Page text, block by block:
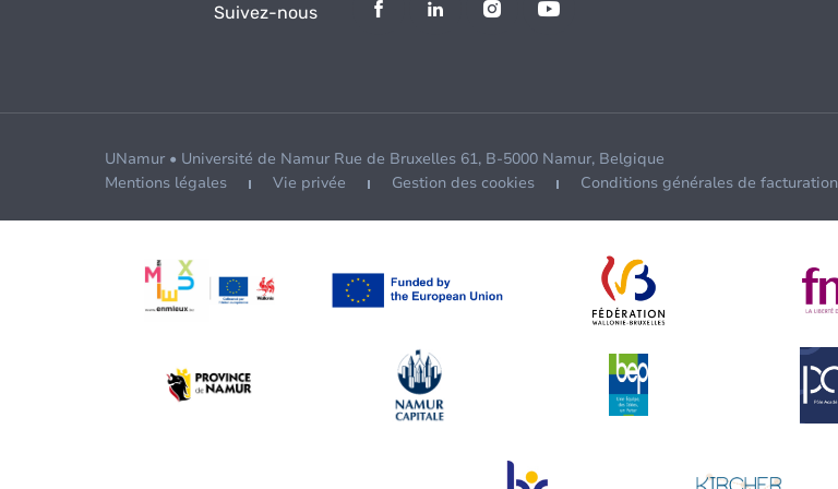
Suivez-nous
UNamur • Université de Namur Rue de Bruxelles 61, B-5000 Namur, Belgique
Mentions légales
Vie privée Gestion des cookies Conditions générales de facturation